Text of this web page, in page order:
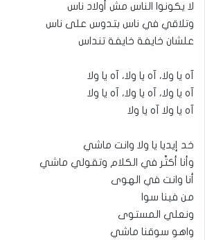
لا يكونوا الناس مش أولاد ناس
وتلاقي في ناس بتدوس على ناس
علشان خايفة خايفة تنداس
آه يا ولا، آه يا ولا، آه يا ولا
آه يا ولا، آه يا ولا، آه يا ولا
آه يا ولا آه يا ولا
خد إيديا يا ولا وانت ماشي
وأنا أكتَّر في الكلام وتقولي ماشي
أنا وانت في الهوى
من فينا سوا
ونعلي المستوى
واهو سوقنا ماشي